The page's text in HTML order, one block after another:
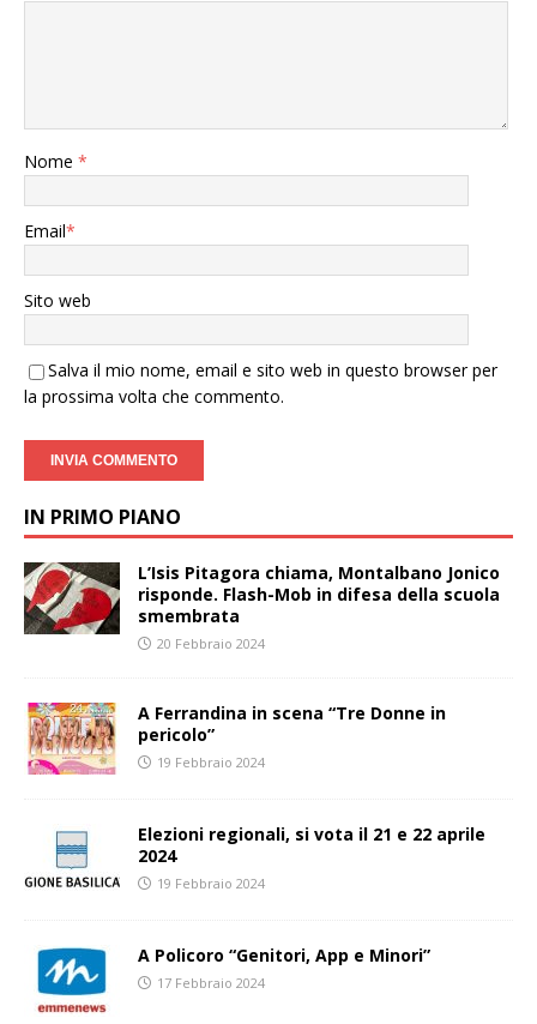
Nome *
Email*
Sito web
Salva il mio nome, email e sito web in questo browser per
la prossima volta che commento.
IN PRIMO PIANO
L’Isis Pitagora chiama, Montalbano Jonico
risponde. Flash-Mob in difesa della scuola
smembrata
20 Febbraio 2024
A Ferrandina in scena “Tre Donne in
pericolo”
19 Febbraio 2024
Elezioni regionali, si vota il 21 e 22 aprile
2024
19 Febbraio 2024
A Policoro “Genitori, App e Minori”
17 Febbraio 2024